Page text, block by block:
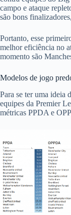
campo e ataque
são bons
Portanto, esse
melhor eficiência no
momento são
Modelos de jogo
Para se ter uma ideia
equipes da Premier
métricas PPDA e